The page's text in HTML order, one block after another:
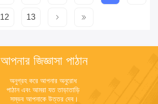
12 13
আপনার জিজ্ঞাসা পাঠান
অনুগ্রহ করে আপনার অনুরোধ
পাঠান এবং আমরা যত তাড়াতাড়ি
সম্ভব আপনাকে উত্তর দেব।